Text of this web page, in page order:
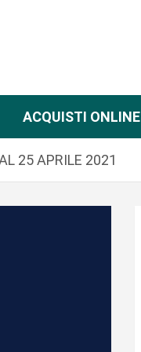
ACQUISTI ONLINE
25 APRILE 2021